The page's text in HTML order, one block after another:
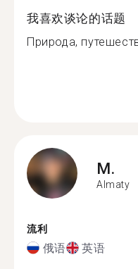
我喜欢谈论的话题
Природа,
M.
Almaty
流利
俄语 英语